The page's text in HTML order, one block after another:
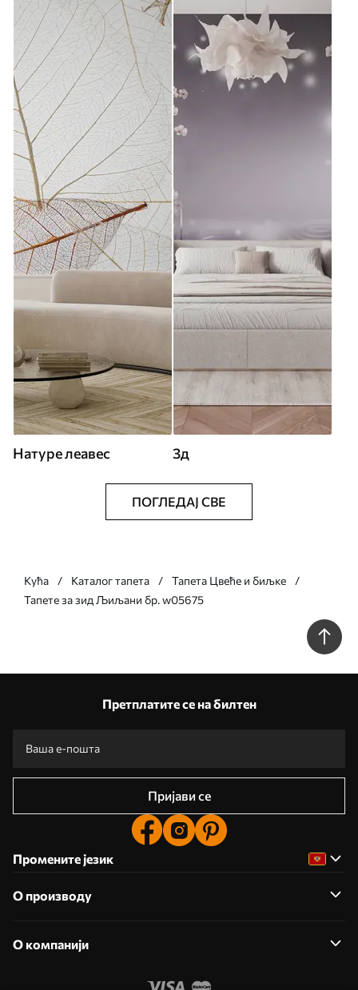
Натуре леавес 3д
ПОГЛЕДАЈ СВЕ
Кућа Каталог тапета
Тапета Цвеће и биљке
Тапете за зид Љиљани бр. w05675
Претплатите се на билтен
Пријави се
Промените језик
О производу
О компанији